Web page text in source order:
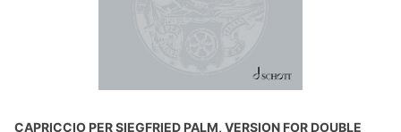
CAPRICCIO PER SIEGFRIED PALM, VERSION FOR DOUBLE